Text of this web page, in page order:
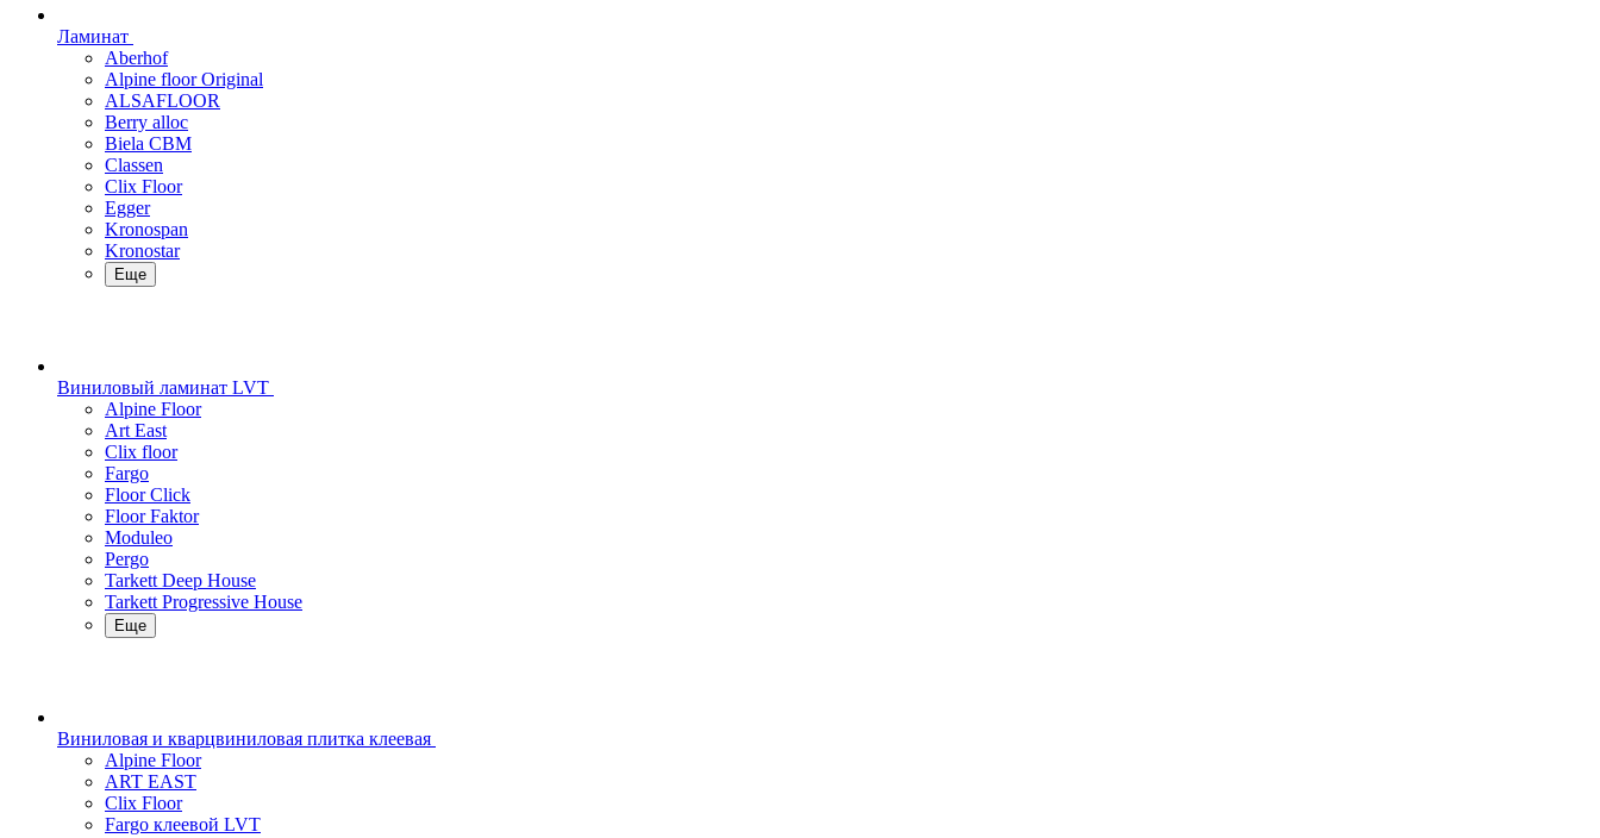
Ламинат
Aberhof
Alpine floor Original
ALSAFLOOR
Berry alloc
Biela CBM
Classen
Clix Floor
Egger
Kronospan
Kronostar
Еще
Виниловый ламинат LVT
Alpine Floor
Art East
Clix floor
Fargo
Floor Click
Floor Faktor
Moduleo
Pergo
Tarkett Deep House
Tarkett Progressive House
Еще
Виниловая и кварцвиниловая плитка клеевая
Alpine Floor
ART EAST
Clix Floor
Fargo клеевой LVT